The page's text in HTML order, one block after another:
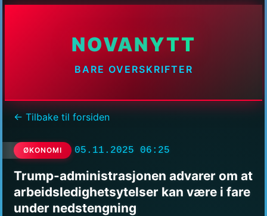
NOVANYTT
BARE OVERSKRIFTER
← Tilbake til forsiden
ØKONOMI 05.11.2025 06:25
Trump-administrasjonen advarer om at
arbeidsledighetsytelser kan være i fare
under nedstengning